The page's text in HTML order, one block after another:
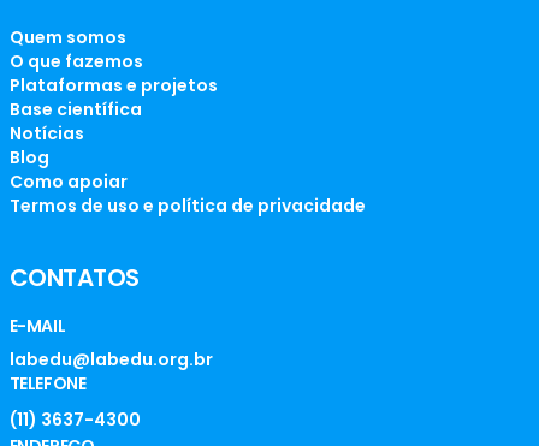
Quem somos
O que fazemos
Plataformas e projetos
Base científica
Notícias
Blog
Como apoiar
Termos de uso e política de privacidade
CONTATOS
E-MAIL
labedu@labedu.org.br
TELEFONE
(11) 3637-4300